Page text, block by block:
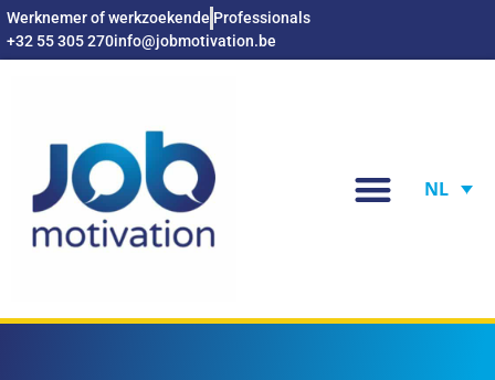
Werknemer of werkzoekende Professionals
+32 55 305 270info@jobmotivation.be
NL